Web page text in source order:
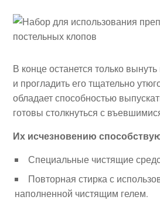
В конце останется только
и прогладить его тщательно
обладает способностью
готовы столкнуться с
Их исчезновению
Специальные чистящие
Повторная стирка с
наполненной чистящим гелем.